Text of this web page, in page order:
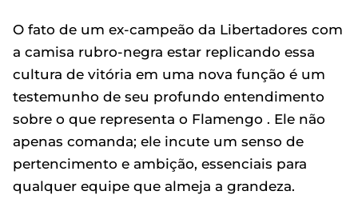
O fato de um ex-campeão da Libertadores com
a camisa rubro-negra estar replicando essa
cultura de vitória em uma nova função é um
testemunho de seu profundo entendimento
sobre o que representa o Flamengo . Ele não
apenas comanda; ele incute um senso de
pertencimento e ambição, essenciais para
qualquer equipe que almeja a grandeza.